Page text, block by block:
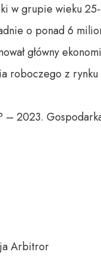
w grupie wieku
o ponad 6
główny
roboczego z
2023.
Arbitror